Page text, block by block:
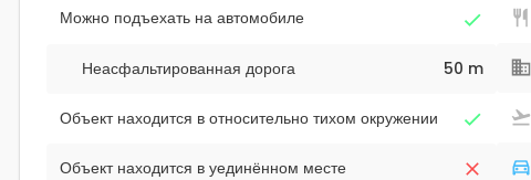
Можно подъехать на автомобиле
Неасфальтированная дорога 50 m
Объект находится в относительно тихом окружении
Объект находится в уединённом месте